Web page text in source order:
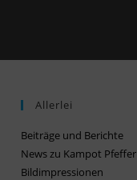
Allerlei
Beiträge und Berichte
News zu Kampot Pfeffer
Bildimpressionen